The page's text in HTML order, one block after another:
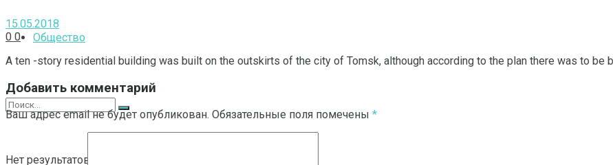
Общество
Нет результатов
15.05.2018
0 0
A ten -story residential building was built on the outskirts of the city of Tomsk, although according to the plan there was to be
Добавить комментарий
Ваш адрес email не будет опубликован. Обязательные поля помечены *